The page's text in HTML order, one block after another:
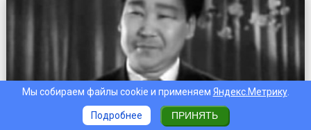
Мы собираем файлы cookie и применяем Яндекс.Метрику.
Подробнее ПРИНЯТЬ